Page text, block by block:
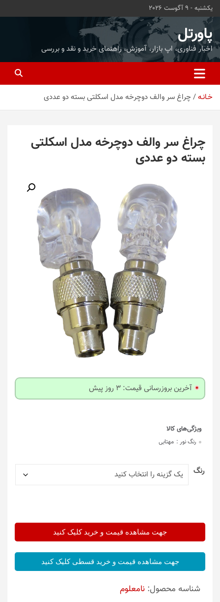
محتوا
بروید
یکشنبه - 9 آگوست 2026
پاورتل
اخبار فناوری، اپ بازار، آموزش، راهنمای خرید و نقد و بررسی
خـانـه چراغ سر والف دوچرخه مدل اسکلتی بسته دو عددی
چراغ سر والف دوچرخه مدل اسکلتی
بسته دو عددی
آخرین بروزرسانی قیمت: 3 روز پیش
رنگ نور : مهتابی
رنگ
جهت مشاهده قیمت و خرید کلیک کنید
جهت مشاهده قیمت و خرید قسطی کلیک کنید
شناسه محصول: نامعلوم